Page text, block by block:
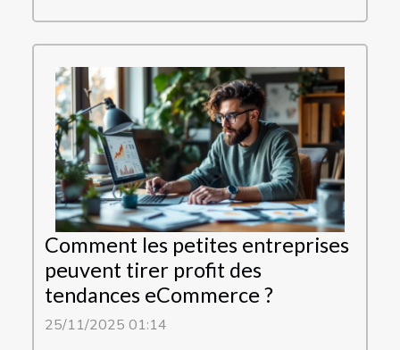
Comment les petites entreprises
peuvent tirer profit des
tendances eCommerce ?
25/11/2025 01:14